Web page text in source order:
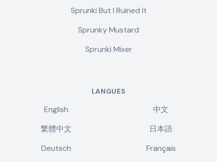
Sprunki But I Ruined It
Sprunky Mustard
Sprunki Mixer
LANGUES
English
中文
繁體中文
日本語
Deutsch
Français